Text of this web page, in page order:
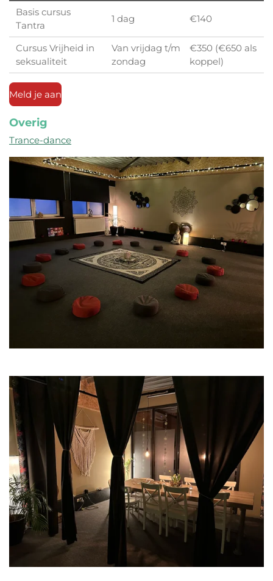
Basis cursus
Tantra
1 dag €140
Cursus Vrijheid in
seksualiteit
Van vrijdag t/m
zondag
€350 (€650 als
koppel)
Meld je aan
Overig
Trance-dance